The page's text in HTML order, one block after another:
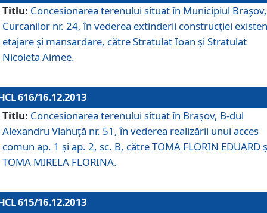
Titlu: Concesionarea terenului situat în Municipiul
Curcanilor nr. 24, în vederea extinderii construcţiei
etajare şi mansardare, către Stratulat Ioan şi Stratulat
Nicoleta Aimee.
616/16.12.2013
Titlu: Concesionarea terenului situat în Braşov, B-dul
Alexandru Vlahuţă nr. 51, în vederea realizării unui acces
comun ap. 1 şi ap. 2, sc. B, către TOMA FLORIN EDUARD
TOMA MIRELA FLORINA.
615/16.12.2013